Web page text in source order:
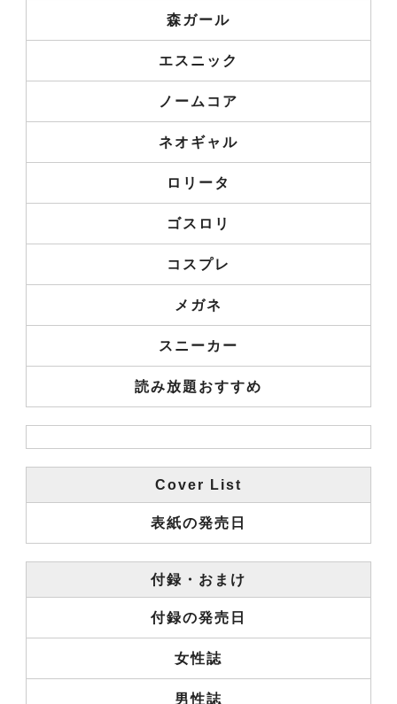
森ガール
エスニック
ノームコア
ネオギャル
ロリータ
ゴスロリ
コスプレ
メガネ
スニーカー
読み放題おすすめ
Cover List
表紙の発売日
付録・おまけ
付録の発売日
女性誌
男性誌